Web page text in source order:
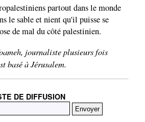
partout dans le monde
le sable et nient qu'il puisse se
de mal du côté palestinien.
journaliste plusieurs fois
basé à Jérusalem.
DE DIFFUSION